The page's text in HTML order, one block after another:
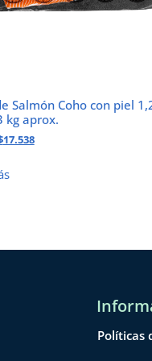
Salmón Coho con piel
kg aprox.
17.538
Políticas